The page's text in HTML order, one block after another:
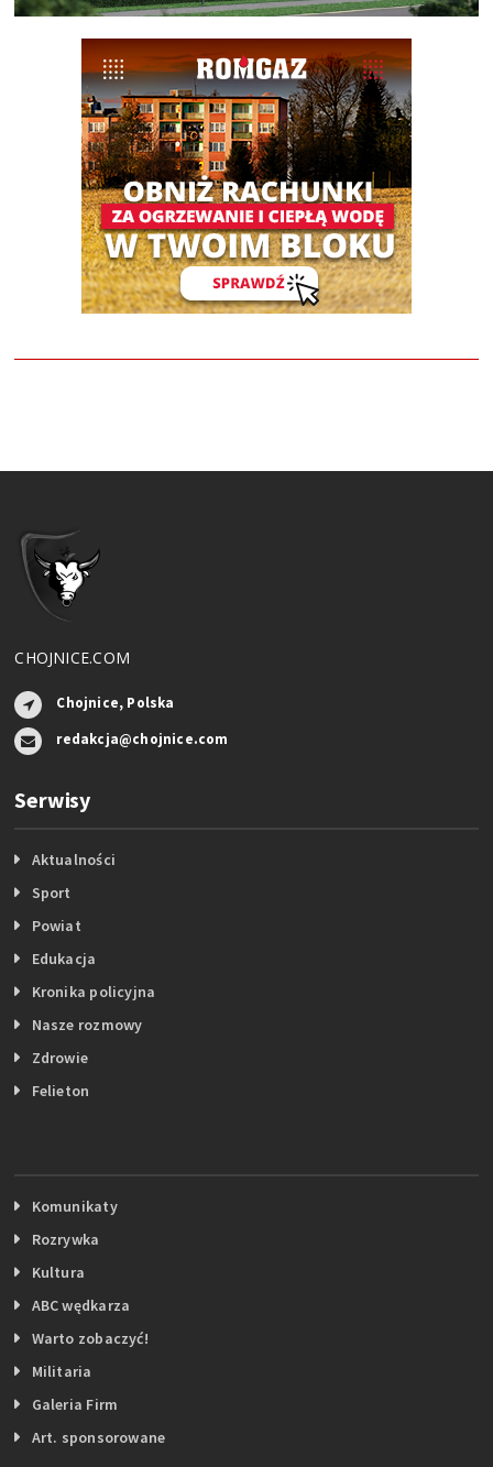
CHOJNICE.COM
Chojnice, Polska
redakcja@chojnice.com
Serwisy
Aktualności
Sport
Powiat
Edukacja
Kronika policyjna
Nasze rozmowy
Zdrowie
Felieton
Komunikaty
Rozrywka
Kultura
ABC wędkarza
Warto zobaczyć!
Militaria
Galeria Firm
Art. sponsorowane